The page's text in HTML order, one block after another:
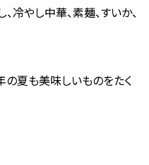
冷やし中華、素麺、すいか、
の夏も美味しいものをたく